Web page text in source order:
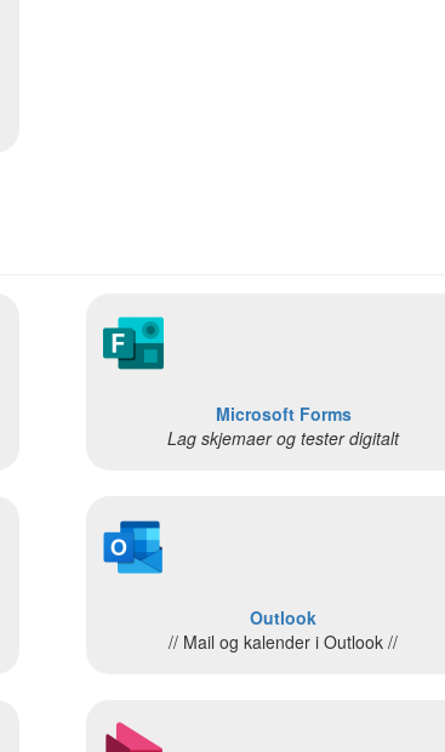
Microsoft Forms
Lag skjemaer og tester digitalt
Outlook
// Mail og kalender i Outlook //